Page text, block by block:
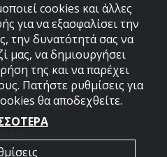
36,
52
9960489
cookies και άλλες
για να εξασφαλίσει την
την δυνατότητά σας να
μας, να δημιουργήσει
της και να παρέχει
Πατήστε ρυθμίσεις για
θα αποδεχθείτε.